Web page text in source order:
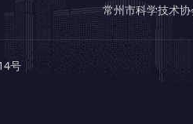
常州市科学技术协
号